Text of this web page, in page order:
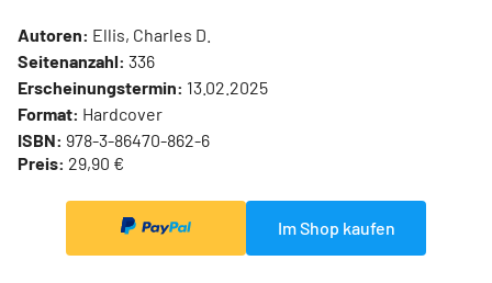
Autoren: Ellis, Charles D.
Seitenanzahl: 336
Erscheinungstermin: 13.02.2025
Format: Hardcover
ISBN: 978-3-86470-862-6
Preis: 29,90 €
Im Shop kaufen